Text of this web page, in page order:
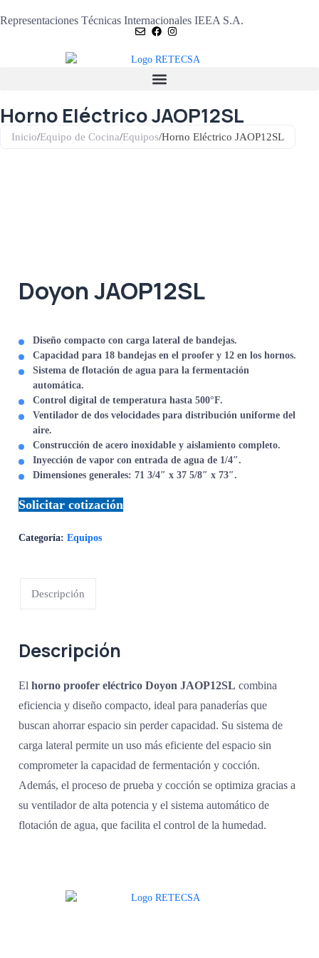
Representaciones Técnicas Internacionales IEEA S.A.
Horno Eléctrico JAOP12SL
Inicio/Equipo de Cocina/Equipos/Horno Eléctrico JAOP12SL
Doyon JAOP12SL
Diseño compacto con carga lateral de bandejas.
Capacidad para 18 bandejas en el proofer y 12 en los hornos.
Sistema de flotación de agua para la fermentación
automática.
Control digital de temperatura hasta 500°F.
Ventilador de dos velocidades para distribución uniforme del
aire.
Construcción de acero inoxidable y aislamiento completo.
Inyección de vapor con entrada de agua de 1/4″.
Dimensiones generales: 71 3/4″ x 37 5/8″ x 73″.
Solicitar cotización
Categoría:Equipos
Descripción
Descripción
Elhorno proofer eléctrico Doyon JAOP12SL combina
eficiencia y diseño compacto, ideal para panaderías que
buscan ahorrar espacio sin perder capacidad. Su sistema de
carga lateral permite un uso más eficiente del espacio sin
comprometer la capacidad de fermentación y cocción.
Además, el proceso de prueba y cocción se optimiza gracias a
su ventilador de alta potencia y el sistema automático de
flotación de agua, que facilita el control de la humedad.